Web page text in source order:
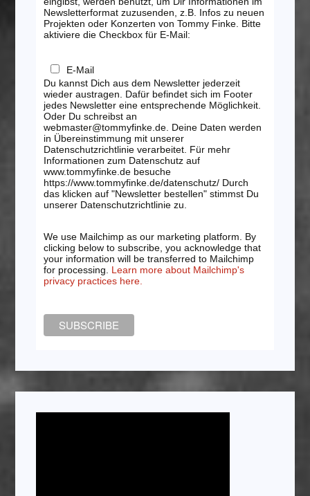
Newsletterformat zuzusenden, z.B. Infos zu neuen
Projekten oder Konzerten von Tommy Finke. Bitte
aktiviere die Checkbox für E-Mail:
E-Mail
Du kannst Dich aus dem Newsletter jederzeit
wieder austragen. Dafür befindet sich im Footer
jedes Newsletter eine entsprechende Möglichkeit.
Oder Du schreibst an
webmaster@tommyfinke.de. Deine Daten werden
in Übereinstimmung mit unserer
Datenschutzrichtlinie verarbeitet. Für mehr
Informationen zum Datenschutz auf
www.tommyfinke.de besuche
https://www.tommyfinke.de/datenschutz/ Durch
das klicken auf "Newsletter bestellen" stimmst Du
unserer Datenschutzrichtlinie zu.
We use Mailchimp as our marketing platform. By
clicking below to subscribe, you acknowledge that
your information will be transferred to Mailchimp
for processing. Learn more about Mailchimp's
privacy practices here.